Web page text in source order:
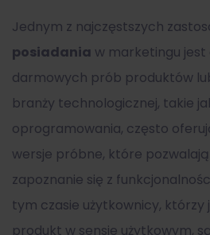
Jednym z najczęstszych
posiadania w marketingu
darmowych prób produktów
branży technologicznej, takie
oprogramowania, często
wersje próbne, które
zapoznanie się z
tym czasie użytkownicy, którzy
produkt w sensie użytkowym,